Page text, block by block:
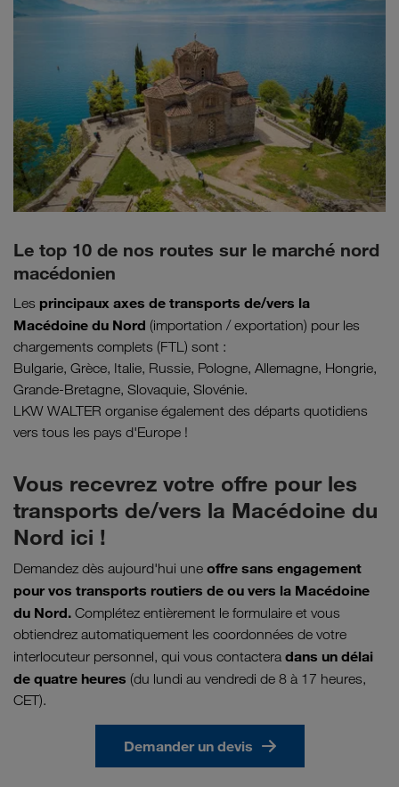
Le top 10 de nos routes sur le marché nord
macédonien
Les principaux axes de transports de/vers la
Macédoine du Nord (importation / exportation) pour les
chargements complets (FTL) sont :
Bulgarie, Grèce, Italie, Russie, Pologne, Allemagne, Hongrie,
Grande-Bretagne, Slovaquie, Slovénie.
LKW WALTER organise également des départs quotidiens
vers tous les pays d'Europe !
Vous recevrez votre offre pour les
transports de/vers la Macédoine du
Nord ici !
Demandez dès aujourd'hui une offre sans engagement
pour vos transports routiers de ou vers la Macédoine
du Nord. Complétez entièrement le formulaire et vous
obtiendrez automatiquement les coordonnées de votre
interlocuteur personnel, qui vous contactera dans un délai
de quatre heures (du lundi au vendredi de 8 à 17 heures,
CET).
Demander un devis